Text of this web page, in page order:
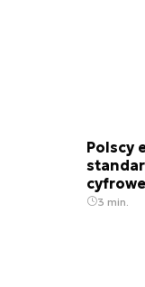
Polscy
3 min.